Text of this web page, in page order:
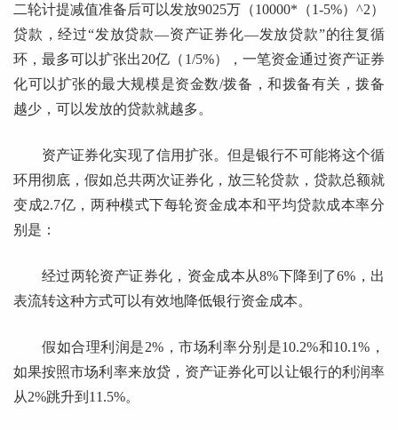
二轮计提减值准备后可以发放9025万（10000*（1-5%）^2）
贷款，经过“发放贷款—资产证券化—发放贷款”的往复循
环，最多可以扩张出20亿（1/5%），一笔资金通过资产证券
化可以扩张的最大规模是资金数/拨备，和拨备有关，拨备
越少，可以发放的贷款就越多。
资产证券化实现了信用扩张。但是银行不可能将这个循
环用彻底，假如总共两次证券化，放三轮贷款，贷款总额就
变成2.7亿，两种模式下每轮资金成本和平均贷款成本率分
别是：
经过两轮资产证券化，资金成本从8%下降到了6%，出
表流转这种方式可以有效地降低银行资金成本。
假如合理利润是2%，市场利率分别是10.2%和10.1%，
如果按照市场利率来放贷，资产证券化可以让银行的利润率
从2%跳升到11.5%。